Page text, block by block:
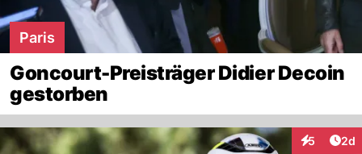
Paris
Goncourt-Preisträger Didier Decoin
gestorben
5 2d